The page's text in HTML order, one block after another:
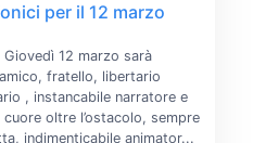
per il 12 marzo
12 marzo sarà
fratello, libertario
, instancabile narratore e
oltre l’ostacolo, sempre
indimenticabile animator...